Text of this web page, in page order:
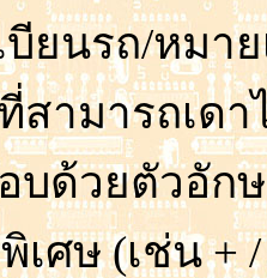
บียนรถ/หมาย
สามารถเดา
บด้วยตัวอัก
พิเศษ (เช่น +